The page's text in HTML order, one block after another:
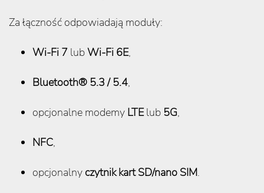
Za łączność odpowiadają moduły:
Wi-Fi 7 lubWi-Fi 6E,
Bluetooth® 5.3 / 5.4,
opcjonalne modemy LTElub 5G,
NFC,
opcjonalny czytnik kart SD/nano SIM.